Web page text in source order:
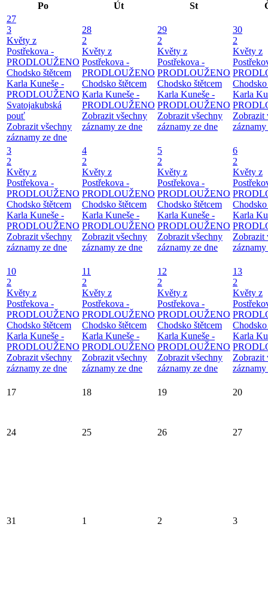
Po
Út St
27
3
Květy z
Postřekova -
PRODLOUŽENO
Chodsko štětcem
Karla Kuneše -
PRODLOUŽENO
Svatojakubská
pouť
Zobrazit všechny
záznamy ze dne
28
2
Květy z
Postřekova -
PRODLOUŽENO
Chodsko štětcem
Karla Kuneše -
PRODLOUŽENO
Zobrazit všechny
záznamy ze dne
29
2
Květy z
Postřekova -
PRODLOUŽENO
Chodsko štětcem
Karla Kuneše -
PRODLOUŽENO
Zobrazit všechny
záznamy ze dne
30
2
Květy z
Chodsko
Karla
Zobrazit
3
2
Květy z
Postřekova -
PRODLOUŽENO
Chodsko štětcem
Karla Kuneše -
PRODLOUŽENO
Zobrazit všechny
záznamy ze dne
4
2
Květy z
Postřekova -
PRODLOUŽENO
Chodsko štětcem
Karla Kuneše -
PRODLOUŽENO
Zobrazit všechny
záznamy ze dne
5
2
Květy z
Postřekova -
PRODLOUŽENO
Chodsko štětcem
Karla Kuneše -
PRODLOUŽENO
Zobrazit všechny
záznamy ze dne
6
2
Květy z
Chodsko
Karla
Zobrazit
10
2
Květy z
Postřekova -
PRODLOUŽENO
Chodsko štětcem
Karla Kuneše -
PRODLOUŽENO
Zobrazit všechny
záznamy ze dne
11
2
Květy z
Postřekova -
PRODLOUŽENO
Chodsko štětcem
Karla Kuneše -
PRODLOUŽENO
Zobrazit všechny
záznamy ze dne
12
2
Květy z
Postřekova -
PRODLOUŽENO
Chodsko štětcem
Karla Kuneše -
PRODLOUŽENO
Zobrazit všechny
záznamy ze dne
13
2
Květy z
Chodsko
Karla
Zobrazit
17 18 19 20
24 25 26 27
31 1 2 3